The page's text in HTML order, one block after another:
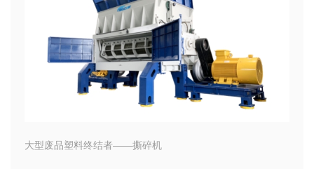
大型废品塑料终结者——撕碎机